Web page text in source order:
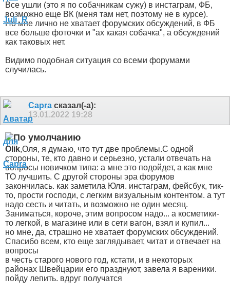
Все ушли (это я по собачникам сужу) в инстаграм, ФБ,
возможно еще ВК (меня там нет, поэтому не в курсе).
Но мне лично не хватает форумских обсуждений, в ФБ
все больше фоточки и "ах какая собачка", а обсуждений
как таковых нет.
Видимо подобная ситуация со всеми форумами
случилась.
Capra сказал(-а):
13.01.2022 19:28
Olik,Оля, я думаю, что тут две проблемы.С одной
стороны, те, кто давно и серьезно, устали отвечать на
вопросы новичком типа: а мне это подойдет, а как мне
ТО лучшить. С другой стороны эра форумов
закончилась. как заметила Юля. инстаграм, фейсбук, тик-
то, прости господи, с легким визуальным контентом. а тут
надо сесть и читать, и возможно не один месяц.
Заниматься, короче, этим вопросом надо... а косметики-
то легкой, в магазине или в сети вагон, взял и купил...
но мне, да, страшно не хватает форумских обсуждений.
Спасибо всем, кто еще заглядывает, читат и отвечает на
вопросы
в честь старого нового год, кстати, и в некоторых
районах Швейцарии его празднуют, завела я вареники.
пойду лепить. вдруг получатся